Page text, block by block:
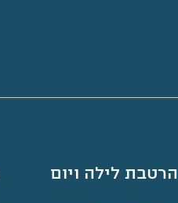
הרטבת לילה ויום